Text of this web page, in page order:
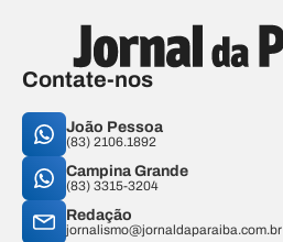
Contate-nos
João Pessoa
(83) 2106.1892
Campina Grande
(83) 3315-3204
Redação
jornalismo@jornaldaparaiba.com.br